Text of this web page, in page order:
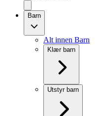
Barn
Alt innen Barn
Klær barn
Utstyr barn